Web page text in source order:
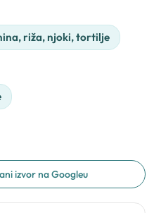
riža, njoki, tortilje
izvor na Googleu